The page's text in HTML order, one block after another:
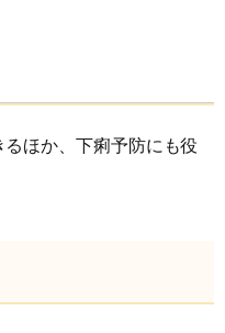
ほか、下痢予防にも役